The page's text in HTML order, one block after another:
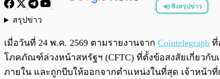
ฟังสรุปข่าว
สรุปข่าว
เมื่อวันที่ 24 พ.ค. 2569 ตามรายงานจาก Cointelegraph ที่
โภคภัณฑ์ล่วงหน้าสหรัฐฯ (CFTC) ที่ตั้งข้อสงสัยเกี่ยวกับ
ภายใน และถูกบีบให้ออกจากตำแหน่งในที่สุด เจ้าหน้าที่